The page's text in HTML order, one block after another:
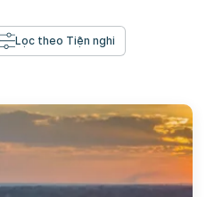
Lọc theo Tiện nghi